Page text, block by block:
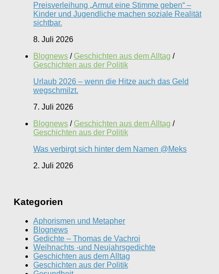
Preisverleihung „Armut eine Stimme geben“ –
Kinder und Jugendliche machen soziale Realität
sichtbar.
8. Juli 2026
Blognews / Geschichten aus dem Alltag /
Geschichten aus der Politik
Urlaub 2026 – wenn die Hitze auch das Geld
wegschmilzt.
7. Juli 2026
Blognews / Geschichten aus dem Alltag /
Geschichten aus der Politik
Was verbirgt sich hinter dem Namen @Meks
2. Juli 2026
Kategorien
Aphorismen und Metapher
Blognews
Gedichte – Thomas de Vachroi
Weihnachts -und Neujahrsgedichte
Geschichten aus dem Alltag
Geschichten aus der Politik